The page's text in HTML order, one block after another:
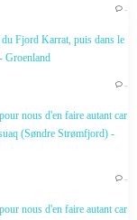
…
Fjord Karrat, puis dans le
Groenland
…
nous d'en faire autant car
(Søndre Strømfjord) -
…
nous d'en faire autant car